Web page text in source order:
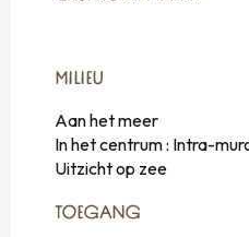
MILIEU
MILIEU
Aan het meer
In het centrum : Intra-
Uitzicht op zee
TOEGANG
TOEGANG